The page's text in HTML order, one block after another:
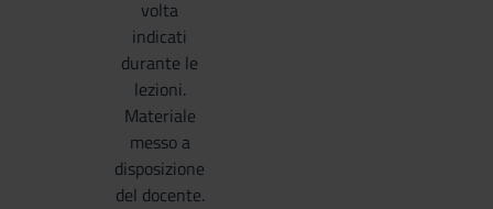
volta
indicati
durante le
lezioni.
Materiale
messo a
disposizione
del docente.